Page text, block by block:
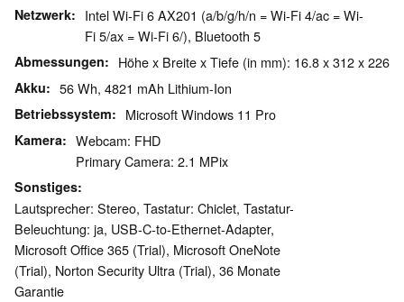
Netzwerk
Intel Wi-Fi 6 AX201 (a/b/g/h/n = Wi-Fi 4/ac = Wi-
Fi 5/ax = Wi-Fi 6/), Bluetooth 5
Abmessungen Höhe x Breite x Tiefe (in mm): 16.8 x 312 x 226
Akku 56 Wh, 4821 mAh Lithium-Ion
Betriebssystem Microsoft Windows 11 Pro
Kamera
Webcam: FHD
Primary Camera: 2.1 MPix
Sonstiges
Lautsprecher: Stereo, Tastatur: Chiclet, Tastatur-
Beleuchtung: ja, USB-C-to-Ethernet-Adapter,
Microsoft Office 365 (Trial), Microsoft OneNote
(Trial), Norton Security Ultra (Trial), 36 Monate
Garantie